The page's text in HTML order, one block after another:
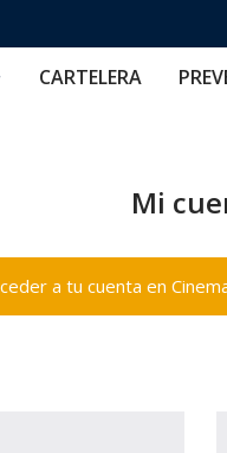
CARTELERA
Mi
a tu cuenta en